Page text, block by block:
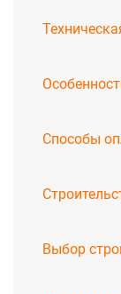
Способы
Выбор